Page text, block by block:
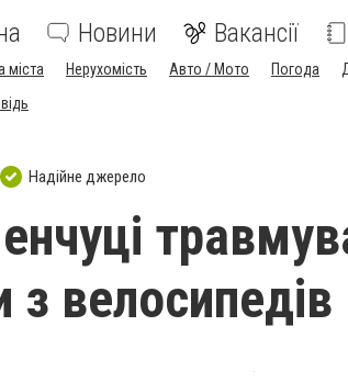
Новини Вакансії
міста Нерухомість Авто / Мото Погода
Надійне джерело
велосипедів